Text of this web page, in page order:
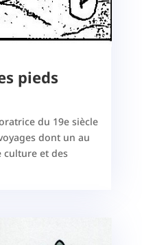
pieds
du 19e siècle
dont un au
culture et des